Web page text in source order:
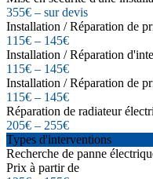
355€ – sur devis
Installation / Réparation de
115€ – 145€
Installation / Réparation
115€ – 145€
Installation / Réparation de
115€ – 145€
Réparation de radiateur
205€ – 255€
Types d'interventions
Recherche de panne
Prix à partir de